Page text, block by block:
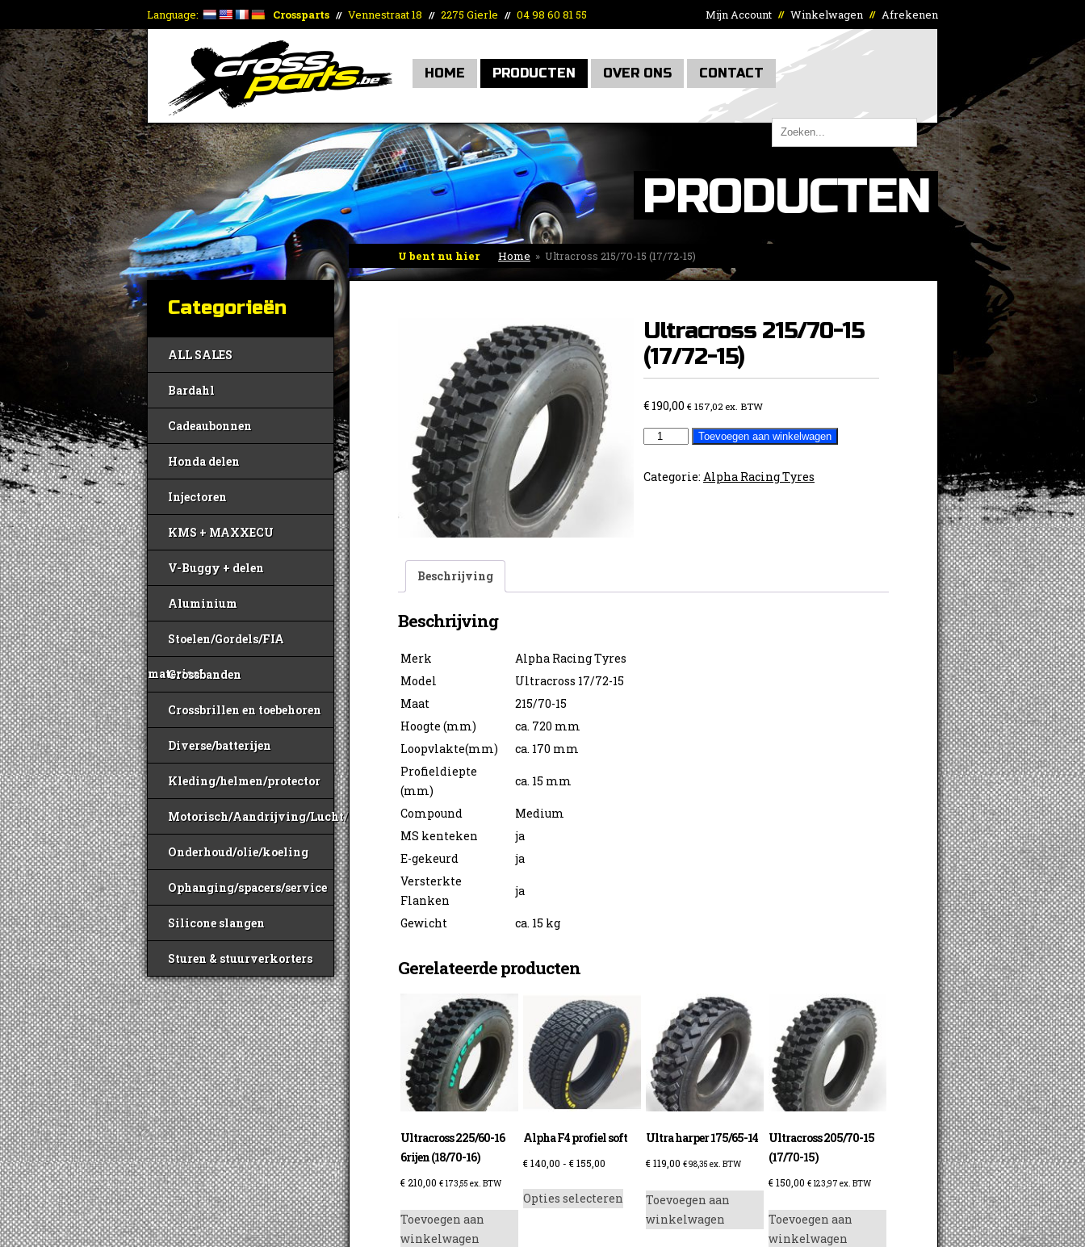
Language: Crossparts // Vennestraat 18 // 2275 Gierle // 04 98 60 81 55 Mijn Account // Winkelwagen // Afrekenen
HOME PRODUCTEN OVER ONS CONTACT
PRODUCTEN
U bent nu hier Home » Ultracross 215/70-15 (17/72-15)
Categorieën
ALL SALES
Bardahl
Cadeaubonnen
Honda delen
Injectoren
KMS + MAXXECU
V-Buggy + delen
Aluminium
Stoelen/Gordels/FIA
materiaal
Crossbanden
Crossbrillen en toebehoren
Diverse/batterijen
Kleding/helmen/protector
Motorisch/Aandrijving/Lucht/Benzine
Onderhoud/olie/koeling
Ophanging/spacers/service
Silicone slangen
Sturen & stuurverkorters
Ultracross 215/70-15
(17/72-15)
€190,00 € 157,02ex. BTW
Ultracross
15
Toevoegen aan winkelwagen
Categorie: Alpha Racing Tyres
Beschrijving
Beschrijving
Merk
Alpha Racing Tyres
Model
Ultracross 17/72-15
Maat
215/70-15
Hoogte (mm)
ca. 720 mm
Loopvlakte(mm)
ca. 170 mm
Profieldiepte
(mm)
ca. 15 mm
Compound
Medium
MS kenteken
ja
E-gekeurd
ja
Versterkte
Flanken
ja
Gewicht ca. 15 kg
Gerelateerde producten
Ultracross 225/60-16
6rijen (18/70-16)
€210,00 € 173,55 ex. BTW
Toevoegen aan
winkelwagen
Alpha F4 profiel soft
€140,00 - €155,00 Prijsklasse:
tot
Opties selecteren
Dit
product
heeft
Ultra harper 175/65-14
€119,00 €98,35 ex. BTW
Toevoegen aan
winkelwagen
Ultracross 205/70-15
(17/70-15)
€150,00 €123,97 ex. BTW
Toevoegen aan
winkelwagen